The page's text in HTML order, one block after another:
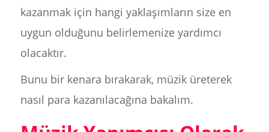
kazanmak için hangi yaklaşımların size en
uygun olduğunu belirlemenize yardımcı
olacaktır.
Bunu bir kenara bırakarak, müzik üreterek
nasıl para kazanılacağına bakalım.